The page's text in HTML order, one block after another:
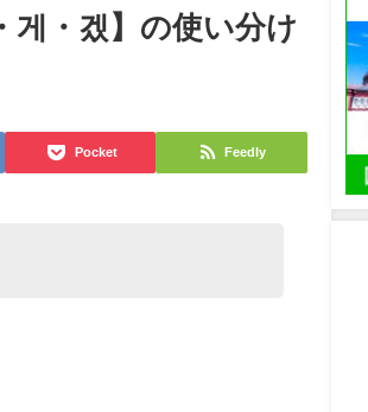
게・겠】の使い分け
Pocket Feedly